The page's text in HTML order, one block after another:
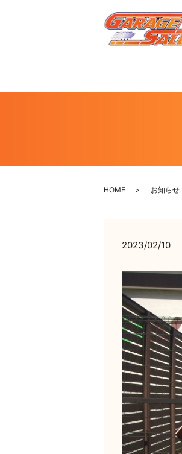
HOME お知らせ
2023/02/10